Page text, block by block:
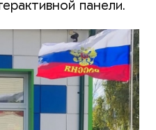
панели.